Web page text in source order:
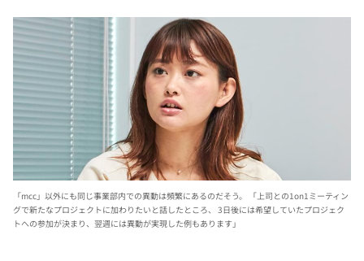
「mcc」以外にも同じ事業部内での異動は頻繁にあるのだそう。
「上司との1on1ミーティン
グで新たなプロジェクトに加わりたいと話したところ、
3日後には希望していたプロジェク
トへの参加が決まり、翌週には異動が実現した例もあります」